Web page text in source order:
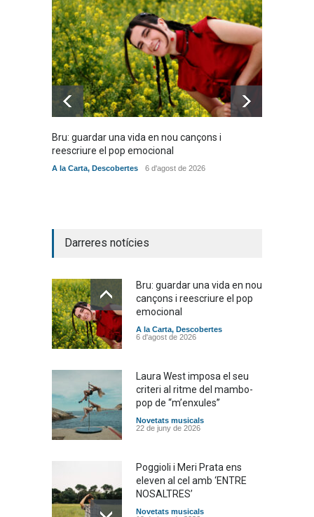
Bru: guardar una vida en nou cançons i
reescriure el pop emocional
A la Carta, Descobertes 6 d'agost de 2026
Darreres notícies
Bru: guardar una vida en nou
cançons i reescriure el pop
emocional
A la Carta, Descobertes
6 d'agost de 2026
Laura West imposa el seu
criteri al ritme del mambo-
pop de “m’enxules”
Novetats musicals
22 de juny de 2026
Poggioli i Meri Prata ens
eleven al cel amb ‘ENTRE
NOSALTRES’
Novetats musicals